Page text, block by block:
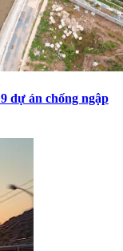
dự án chống ngập